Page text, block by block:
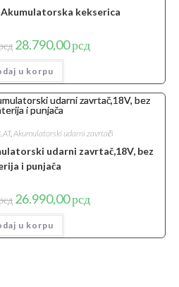
kekserica
Originalna
cena
je
bila:
35.590,00 рсд.
28.790,00рсдTrenutna
cena
u korpu
,Akumulatorski udarni zavrtači
udarni zavrtač,18V, bez
i punjača
Originalna
cena
je
bila:
33.990,00 рсд.
26.990,00рсдTrenutna
cena
u korpu